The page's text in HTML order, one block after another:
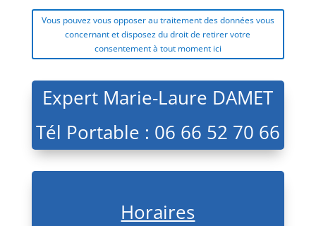
Vous pouvez vous opposer au traitement des données vous
concernant et disposez du droit de retirer votre
consentement à tout moment ici
Expert Marie-Laure DAMET
Tél Portable : 06 66 52 70 66
Horaires